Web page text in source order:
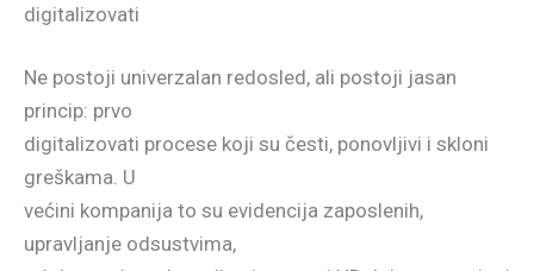
digitalizovati
Ne postoji univerzalan redosled, ali postoji jasan
princip: prvo
digitalizovati procese koji su česti, ponovljivi i skloni
greškama. U
većini kompanija to su evidencija zaposlenih,
upravljanje odsustvima,